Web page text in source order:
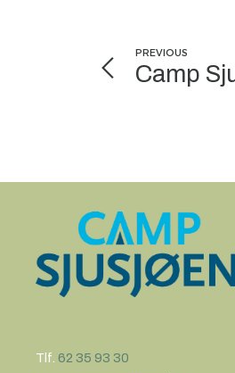
PREVIOUS
Camp
Tlf. 62 35 93 30